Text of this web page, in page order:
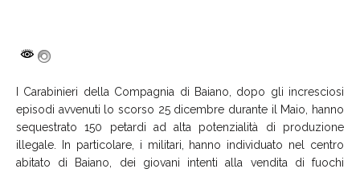
I Carabinieri della Compagnia di Baiano, dopo gli incresciosi
episodi avvenuti lo scorso 25 dicembre durante il Maio, hanno
sequestrato 150 petardi ad alta potenzialità di produzione
illegale. In particolare, i militari, hanno individuato nel centro
abitato di Baiano, dei giovani intenti alla vendita di fuochi